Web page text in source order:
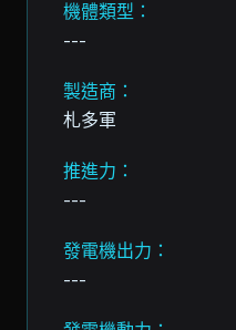
機體類型：
---
製造商：
札多軍
推進力：
---
發電機出力：
---